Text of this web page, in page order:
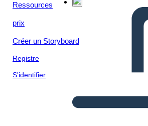
Ressources
prix
Créer un Storyboard
Registre
S'identifier
Afficher sous
forme de